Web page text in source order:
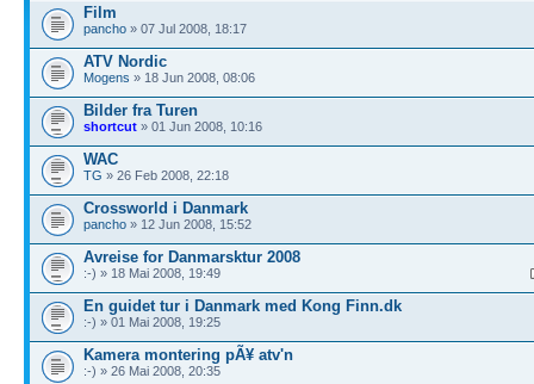
Film
pancho » 07 Jul 2008, 18:17
ATV Nordic
Mogens » 18 Jun 2008, 08:06
Bilder fra Turen
shortcut » 01 Jun 2008, 10:16
WAC
TG » 26 Feb 2008, 22:18
Crossworld i Danmark
pancho » 12 Jun 2008, 15:52
Avreise for Danmarsktur 2008
:-) » 18 Mai 2008, 19:49
En guidet tur i Danmark med Kong Finn.dk
:-) » 01 Mai 2008, 19:25
Kamera montering pÃ¥ atv'n
:-) » 26 Mai 2008, 20:35